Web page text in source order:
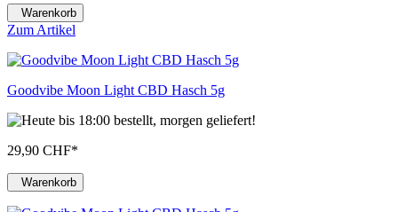
Warenkorb
Zum Artikel
Goodvibe Moon Light CBD Hasch 5g
29,90 CHF*
Warenkorb